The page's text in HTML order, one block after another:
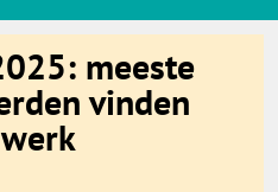
meeste
vinden